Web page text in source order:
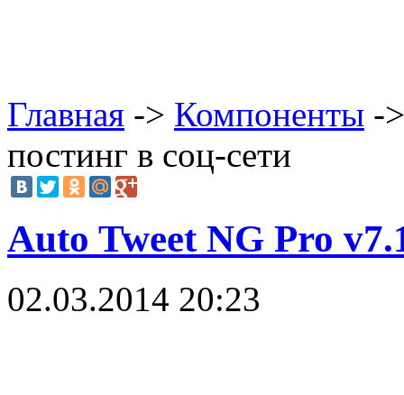
Главная -> Компоненты -
постинг в соц-сети
Auto Tweet NG Pro
02.03.2014 20:23